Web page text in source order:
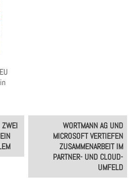
ZWEI
WORTMANN AG UND
MICROSOFT VERTIEFEN
ZUSAMMENARBEIT IM
PARTNER- UND CLOUD-
UMFELD